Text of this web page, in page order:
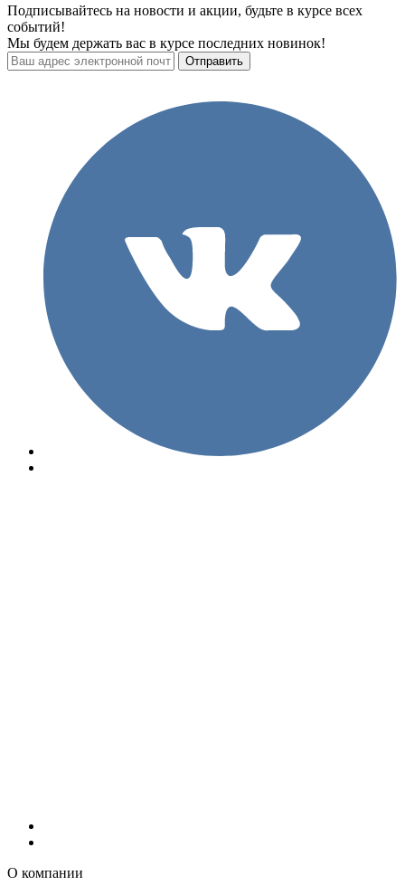
Подписывайтесь на новости и акции, будьте в курсе всех
событий!
Мы будем держать вас в курсе последних новинок!
О компании